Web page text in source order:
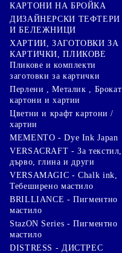
КАРТОНИ НА БРОЙКА
ДИЗАЙНЕРСКИ ТЕФТЕРИ
И БЕЛЕЖНИЦИ
ХАРТИИ, ЗАГОТОВКИ ЗА
КАРТИЧКИ, ПЛИКОВЕ
Пликове и комплекти
заготовки за картички
Перлени , Металик , Брокат
картони и хартии
Цветни и крафт картони /
хартии
MEMENTO - Dye Ink Japan
VERSACRAFT - За текстил,
дърво, глина и други
VERSAMAGIC - Chalk ink,
Тебеширено мастило
BRILLIANCE - Пигментно
мастило
StazON Series - Пигментно
мастило
DISTRESS - ДИСТРЕС